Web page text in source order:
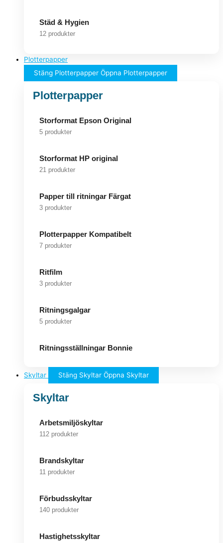
Städ & Hygien
12 produkter
Plotterpapper
Stäng Plotterpapper Öppna Plotterpapper
Plotterpapper
Storformat Epson Original
5 produkter
Storformat HP original
21 produkter
Papper till ritningar Färgat
3 produkter
Plotterpapper Kompatibelt
7 produkter
Ritfilm
3 produkter
Ritningsgalgar
5 produkter
Ritningsställningar Bonnie
Skyltar Stäng Skyltar Öppna Skyltar
Skyltar
Arbetsmiljöskyltar
112 produkter
Brandskyltar
11 produkter
Förbudsskyltar
140 produkter
Hastighetsskyltar